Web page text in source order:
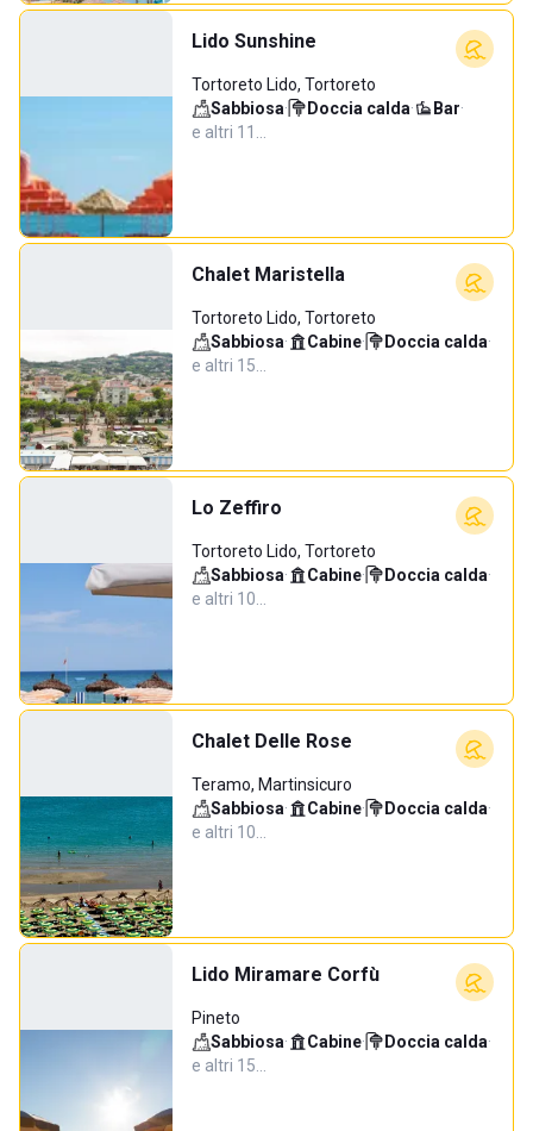
Lido Sunshine
Tortoreto Lido, Tortoreto
Sabbiosa· Doccia calda· Bar·
e altri 11…
Chalet Maristella
Tortoreto Lido, Tortoreto
Sabbiosa· Cabine· Doccia calda·
e altri 15…
Lo Zeffiro
Tortoreto Lido, Tortoreto
Sabbiosa· Cabine· Doccia calda·
e altri 10…
Chalet Delle Rose
Teramo, Martinsicuro
Sabbiosa· Cabine· Doccia calda·
e altri 10…
Lido Miramare Corfù
Pineto
Sabbiosa· Cabine· Doccia calda·
e altri 15…